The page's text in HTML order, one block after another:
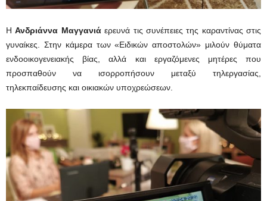
ΗΑνδριάννα Μαγγανιάερευνά τις συνέπειες της καραντίνας στις
γυναίκες. Στην κάμερα των «Ειδικών αποστολών» μιλούν θύματα
ενδοοικογενειακής βίας, αλλά και εργαζόμενες μητέρες που
προσπαθούν να ισορροπήσουν μεταξύ τηλεργασίας,
τηλεκπαίδευσης και οικιακών υποχρεώσεων.